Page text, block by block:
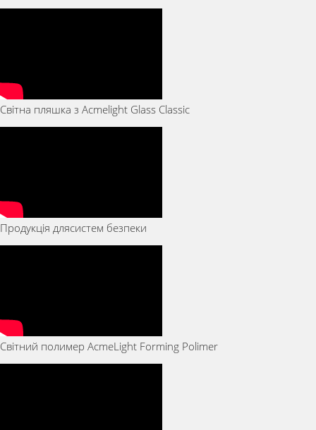
Світна пляшка з Acmelight Glass Classic
Продукція длясистем безпеки
Світний полимер AcmeLight Forming Polimer